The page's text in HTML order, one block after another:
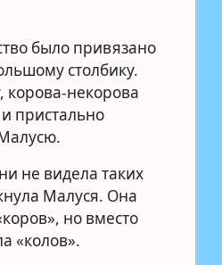
было привязано
столбику.
корова-некорова
пристально
не видела таких
Малуся. Она
но вместо
«колов».